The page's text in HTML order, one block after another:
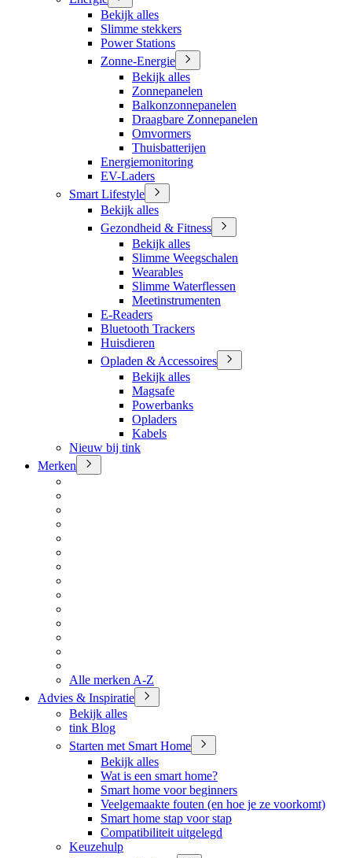
Bekijk alles
Slimme stekkers
Power Stations
Zonne-Energie
Bekijk alles
Zonnepanelen
Balkonzonnepanelen
Draagbare Zonnepanelen
Omvormers
Thuisbatterijen
Energiemonitoring
EV-Laders
Smart Lifestyle
Bekijk alles
Gezondheid & Fitness
Bekijk alles
Slimme Weegschalen
Wearables
Slimme Waterflessen
Meetinstrumenten
E-Readers
Bluetooth Trackers
Huisdieren
Opladen & Accessoires
Bekijk alles
Magsafe
Powerbanks
Opladers
Kabels
Nieuw bij tink
Merken
Alle merken A-Z
Advies & Inspiratie
Bekijk alles
tink Blog
Starten met Smart Home
Bekijk alles
Wat is een smart home?
Smart home voor beginners
Veelgemaakte fouten (en hoe je ze voorkomt)
Smart home stap voor stap
Compatibiliteit uitgelegd
Keuzehulp